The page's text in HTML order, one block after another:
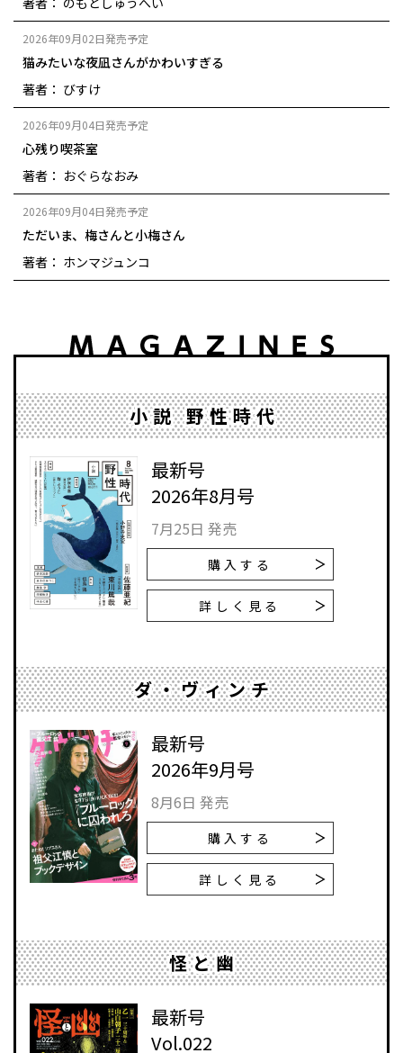
2026年09月02日発売予定
猫みたいな夜凪さんがかわいすぎる
著者： びすけ
2026年09月04日発売予定
心残り喫茶室
著者： おぐらなおみ
2026年09月04日発売予定
ただいま、梅さんと小梅さん
著者： ホンマジュンコ
小説 野性時代
最新号
2026年8月号
7月25日 発売
購入する
詳しく見る
ダ・ヴィンチ
最新号
2026年9月号
8月6日 発売
購入する
詳しく見る
怪と幽
最新号
Vol.022